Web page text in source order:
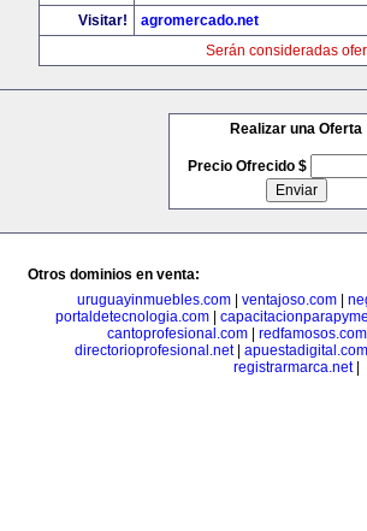
Visitar!
agromercado.net
Serán consideradas
Realizar una Oferta
Precio Ofrecido $
Otros dominios en venta:
uruguayinmuebles.com| ventajoso.com|
portaldetecnologia.com|
cantoprofesional.com
redfamosos.com
directorioprofesional.net| apuestadigital.com
registrarmarca.net|